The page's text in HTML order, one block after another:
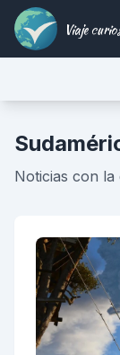
Viaje
Noticias con la